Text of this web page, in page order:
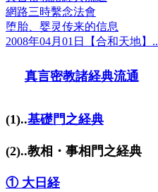
網路三時繫念法會
堕胎、婴灵传来的信息
2008年04月01日【合和天地】..
真言密教諸経典流通
(1)..基礎門之経典
(2)..教相・事相門之経典
① 大日経